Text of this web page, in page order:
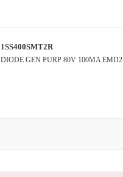
1SS400SMT2R
DIODE GEN PURP 80V 100MA EMD2